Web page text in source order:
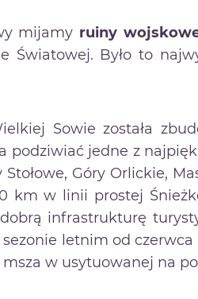
mijamy ruiny
Światowej. Było to
Sowie została
podziwiać jedne z
Góry Orlickie,
km w linii prostej
infrastrukturę
letnim od czerwca
w usytuowanej na